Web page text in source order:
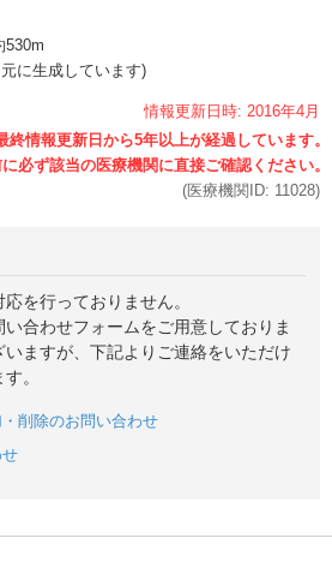
530m
に生成しています)
情報更新日時: 2016年4月
(医療機関ID: 11028)
を行っておりません。
合わせフォームをご用意しておりま
ますが、下記よりご連絡をいただけ
。
削除のお問い合わせ